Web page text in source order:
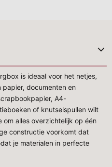
is ideaal voor het netjes,
documenten en
A4-
of knutselspullen wilt
alles overzichtelijk op één
constructie voorkomt dat
je materialen in perfecte